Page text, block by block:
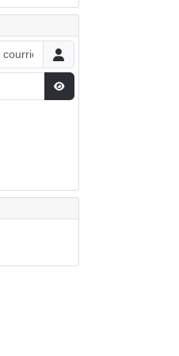
Afficher le mot de passe